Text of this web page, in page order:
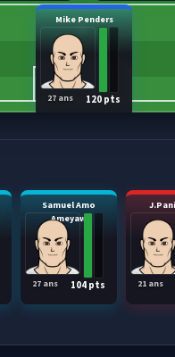
Mike Penders
120 pts
27 ans
Samuel Amo
Ameyaw
104 pts
27 ans 21 ans